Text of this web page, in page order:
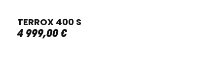
TERROX 400 S
4 999,00€